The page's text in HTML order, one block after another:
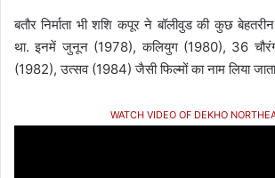
बतौर निर्माता भी शशि कपूर ने बॉलीवुड की कुछ बेहतरीन
था. इनमें जुनून (1978), कलियुग (1980), 36
(1982), उत्सव (1984) जैसी फिल्मों का नाम लिया
WATCH VIDEO OF DEKHO